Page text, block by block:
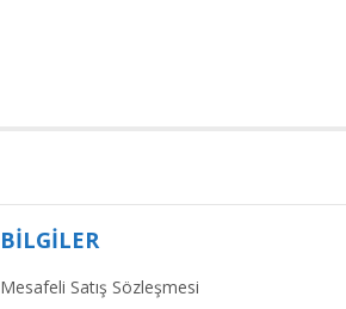
BİLGİLER
Mesafeli Satış Sözleşmesi